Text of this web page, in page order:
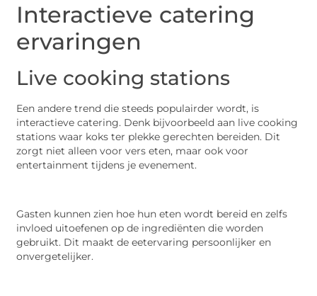
Interactieve catering
ervaringen
Live cooking stations
Een andere trend die steeds populairder wordt, is
interactieve catering. Denk bijvoorbeeld aan live cooking
stations waar koks ter plekke gerechten bereiden. Dit
zorgt niet alleen voor vers eten, maar ook voor
entertainment tijdens je evenement.
Gasten kunnen zien hoe hun eten wordt bereid en zelfs
invloed uitoefenen op de ingrediënten die worden
gebruikt. Dit maakt de eetervaring persoonlijker en
onvergetelijker.